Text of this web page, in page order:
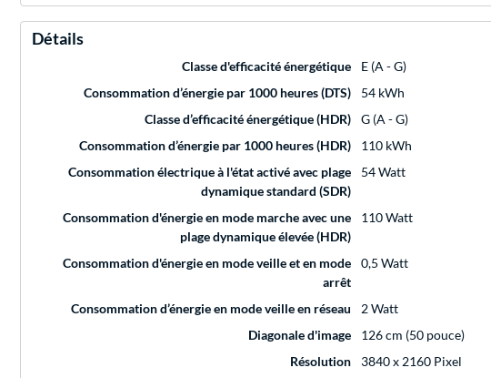
Détails
Classe d'efficacité énergétique
E (A - G)
Consommation d’énergie par 1000 heures (DTS)
54 kWh
Classe d’efficacité énergétique (HDR)
G (A - G)
Consommation d’énergie par 1000 heures (HDR)
110 kWh
Consommation électrique à l'état activé avec plage
dynamique standard (SDR)
54 Watt
Consommation d'énergie en mode marche avec une
plage dynamique élevée (HDR)
110 Watt
Consommation d'énergie en mode veille et en mode
arrêt
0,5 Watt
Consommation d’énergie en mode veille en réseau
2 Watt
Diagonale d'image
126 cm (50 pouce)
Résolution
3840 x 2160 Pixel